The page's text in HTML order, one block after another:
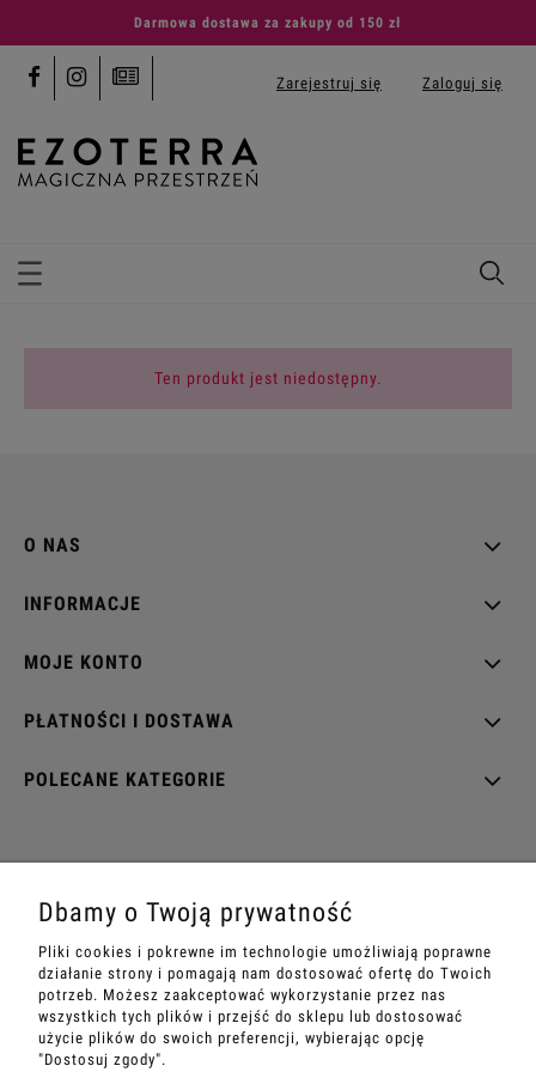
Darmowa dostawa za zakupy od 150 zł
Zarejestruj się Zaloguj się
Ten produkt jest niedostępny.
O NAS
INFORMACJE
MOJE KONTO
PŁATNOŚCI I DOSTAWA
POLECANE KATEGORIE
EZOTERRA shop
ul. Rynek Wieluński 28
42-202 Częstochowa
Sandra+48 534 199 007
e-mail:sklep@ezoterra.pl
Dbamy o Twoją prywatność
Pliki cookies i pokrewne im technologie umożliwiają poprawne
działanie strony i pomagają nam dostosować ofertę do Twoich
potrzeb. Możesz zaakceptować wykorzystanie przez nas
wszystkich tych plików i przejść do sklepu lub dostosować
użycie plików do swoich preferencji, wybierając opcję
"Dostosuj zgody".